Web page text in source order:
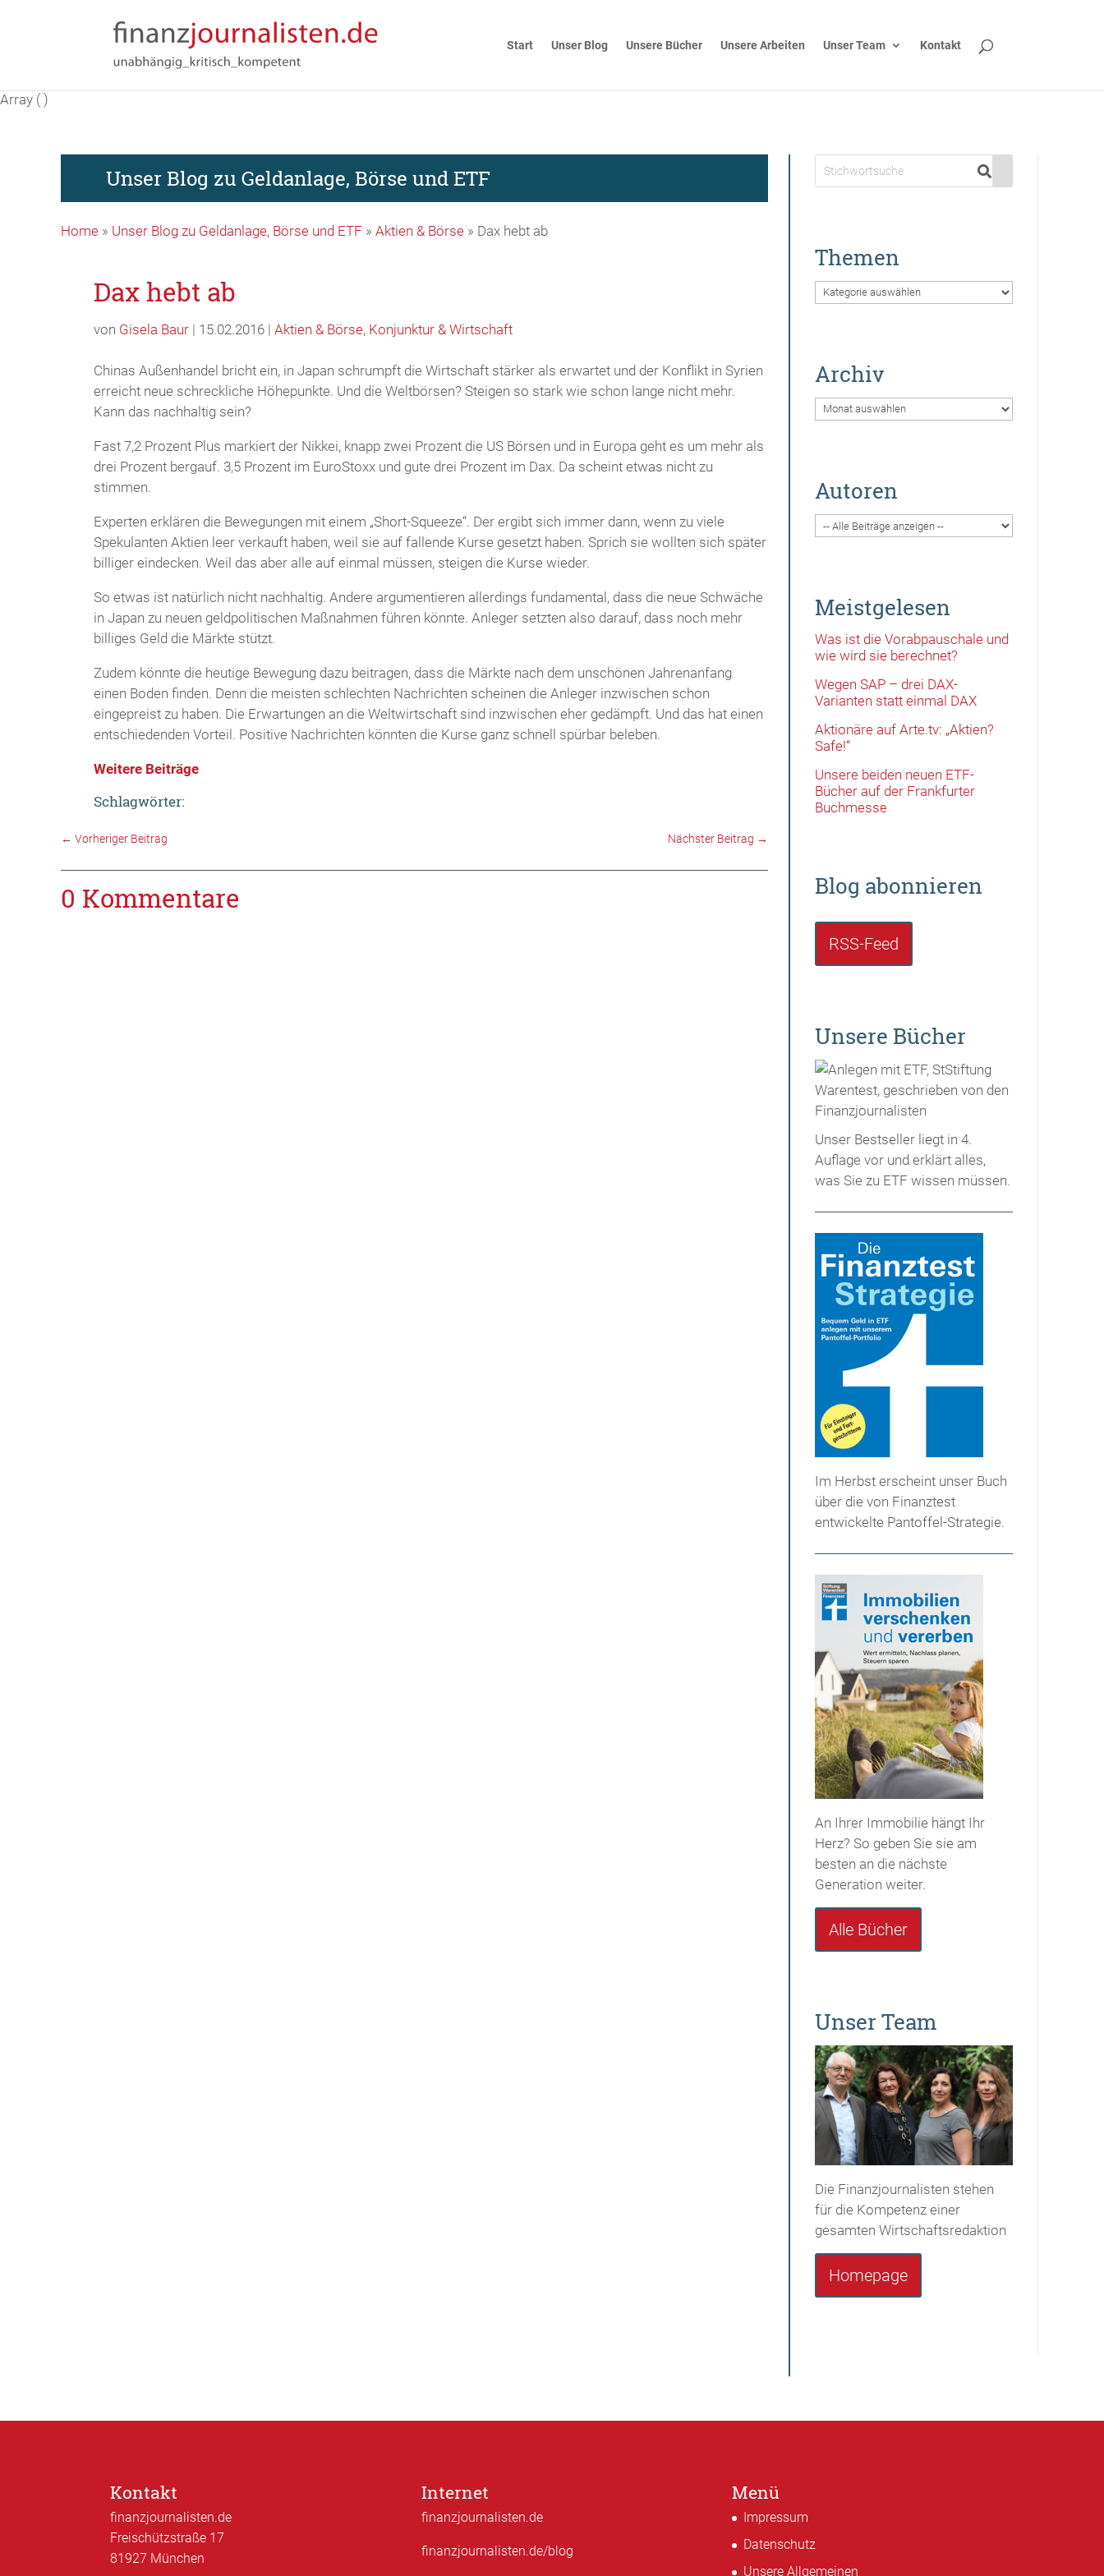
Start Unser Blog Unsere Bücher Unsere Arbeiten Unser Team Kontakt
Array ( )
Unser Blog zu Geldanlage, Börse und ETF
Home» Unser Blog zu Geldanlage, Börse und ETF » Aktien & Börse» Dax hebt ab
Dax hebt ab
von Gisela Baur| 15.02.2016 | Aktien & Börse, Konjunktur & Wirtschaft
Chinas Außenhandel bricht ein, in Japan schrumpft die Wirtschaft stärker als erwartet und der Konflikt in Syrien
erreicht neue schreckliche Höhepunkte. Und die Weltbörsen? Steigen so stark wie schon lange nicht mehr.
Kann das nachhaltig sein?
Fast 7,2 Prozent Plus markiert der Nikkei, knapp zwei Prozent die US Börsen und in Europa geht es um mehr als
drei Prozent bergauf. 3,5 Prozent im EuroStoxx und gute drei Prozent im Dax. Da scheint etwas nicht zu
stimmen.
Experten erklären die Bewegungen mit einem „Short-Squeeze“. Der ergibt sich immer dann, wenn zu viele
Spekulanten Aktien leer verkauft haben, weil sie auf fallende Kurse gesetzt haben. Sprich sie wollten sich später
billiger eindecken. Weil das aber alle auf einmal müssen, steigen die Kurse wieder.
So etwas ist natürlich nicht nachhaltig. Andere argumentieren allerdings fundamental, dass die neue Schwäche
in Japan zu neuen geldpolitischen Maßnahmen führen könnte. Anleger setzten also darauf, dass noch mehr
billiges Geld die Märkte stützt.
Zudem könnte die heutige Bewegung dazu beitragen, dass die Märkte nach dem unschönen Jahrenanfang
einen Boden finden. Denn die meisten schlechten Nachrichten scheinen die Anleger inzwischen schon
eingepreist zu haben. Die Erwartungen an die Weltwirtschaft sind inzwischen eher gedämpft. Und das hat einen
entschiedenden Vorteil. Positive Nachrichten könnten die Kurse ganz schnell spürbar beleben.
Weitere Beiträge
Schlagwörter:
← Vorheriger Beitrag Nächster Beitrag →
0 Kommentare
Themen
Themen
Archiv
Archiv
Autoren
Meistgelesen
Was ist die Vorabpauschale und
wie wird sie berechnet?
Wegen SAP – drei DAX-
Varianten statt einmal DAX
Aktionäre auf Arte.tv: „Aktien?
Safe!“
Unsere beiden neuen ETF-
Bücher auf der Frankfurter
Buchmesse
Blog abonnieren
RSS-Feed
Unsere Bücher
Unser Bestseller liegt in 4.
Auflage vor und erklärt alles,
was Sie zu ETF wissen müssen.
Im Herbst erscheint unser Buch
über die von Finanztest
entwickelte Pantoffel-Strategie.
An Ihrer Immobilie hängt Ihr
Herz? So geben Sie sie am
besten an die nächste
Generation weiter.
Alle Bücher
Unser Team
Die Finanzjournalisten stehen
für die Kompetenz einer
gesamten Wirtschaftsredaktion
Homepage
Kontakt
finanzjournalisten.de
Freischützstraße 17
81927 München
Internet
finanzjournalisten.de
finanzjournalisten.de/blog
Menü
Impressum
Datenschutz
Unsere Allgemeinen